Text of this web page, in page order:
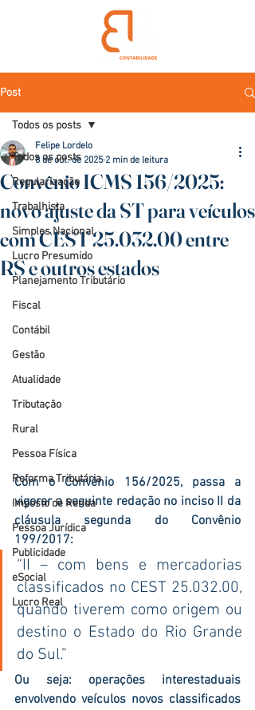
Post
Todos os posts
Regularização
Trabalhista
Simples Nacional
Lucro Presumido
Planejamento Tributário
Fiscal
Contábil
Gestão
Atualidade
Tributação
Rural
Pessoa Física
Reforma Tributária
Imposto de Renda
Pessoa Jurídica
Publicidade
eSocial
Lucro Real
Todos os posts
Convênio ICMS 156/2025:
novo ajuste da ST para veículos
com CEST 25.032.00 entre
RS e outros estados
Felipe Lordelo
8 de out. de 2025 2 min de leitura
Com o Convênio 156/2025, passa a
vigorar a seguinte redação no inciso II da
cláusula segunda do Convênio
199/2017:
“II – com bens e mercadorias
classificados no CEST 25.032.00,
quando tiverem como origem ou
destino o Estado do Rio Grande
do Sul.”
Ou seja: operações interestaduais
envolvendo veículos novos classificados